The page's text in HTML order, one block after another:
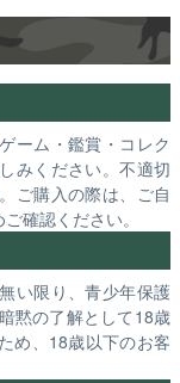
ーム・鑑賞・コレク
みください。不適切
ご購入の際は、ご自
確認ください。
い限り、青少年保護
黙の了解として18歳
め、18歳以下のお客